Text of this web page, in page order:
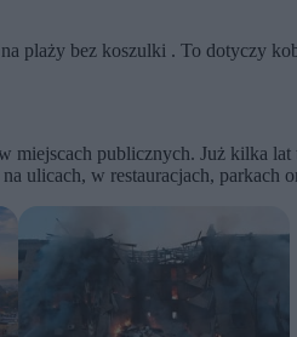
plaży bez koszulki . To dotyczy
miejscach publicznych. Już kilka
ulicach, w restauracjach, parkach